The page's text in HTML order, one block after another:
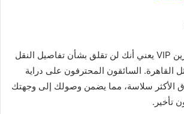
اختيارك لخدمة ليموزين VIP يعني أنك لن تقلق بشأن تفاصيل النقل
القاهرة. السائقون المحترفون على دراية
الأكثر سلاسة، مما يضمن وصولك إلى وجهتك
تأخير.